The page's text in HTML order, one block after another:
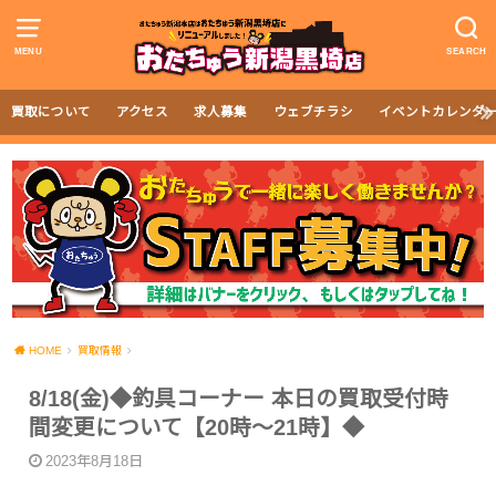
MENU SEARCH
買取について アクセス 求人募集 ウェブチラシ イベントカレンダ
HOME 買取情報
8/18(金)◆釣具コーナー 本日の買取受付時
間変更について【20時～21時】◆
2023年8月18日